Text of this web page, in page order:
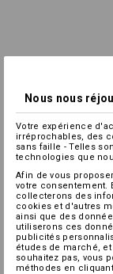
Nous nous
Votre expérience
irréprochables, des
sans faille - Telles
technologies que
Afin de vous
votre consentement.
collecterons des
cookies et d'autres
ainsi que des
utiliserons ces
publicités
études de marché,
souhaitez pas, vous
méthodes en